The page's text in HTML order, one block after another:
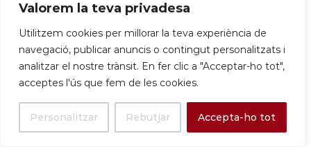
Valorem la teva privadesa
Utilitzem cookies per millorar la teva experiència de
navegació, publicar anuncis o contingut personalitzats i
analitzar el nostre trànsit. En fer clic a "Acceptar-ho tot",
acceptes l'ús que fem de les cookies.
Personalitzar Rebutjar Accepta-ho tot
Prop del 50% dels ingressos a l’Hospital
SJD Sant Boi per causes neurològiques
són per ictus – Parc Sanitari Sant Joan
de Déu